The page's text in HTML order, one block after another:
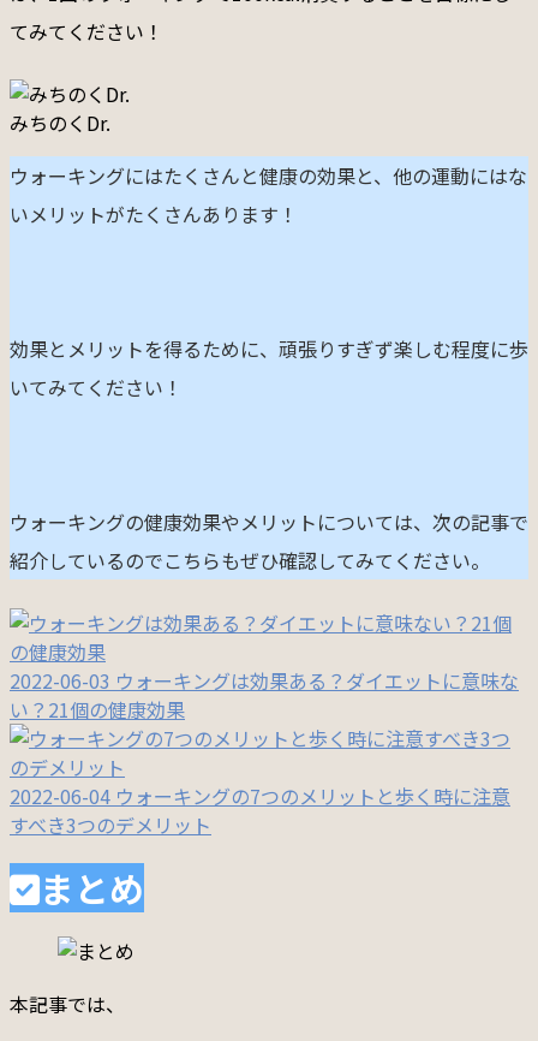
てみてください！
みちのくDr.
ウォーキングにはたくさんと健康の効果と、他の運動にはな
いメリットがたくさんあります！
効果とメリットを得るために、頑張りすぎず楽しむ程度に歩
いてみてください！
ウォーキングの健康効果やメリットについては、次の記事で
紹介しているのでこちらもぜひ確認してみてください。
2022-06-03 ウォーキングは効果ある？ダイエットに意味な
い？21個の健康効果
2022-06-04 ウォーキングの7つのメリットと歩く時に注意
すべき3つのデメリット
まとめ
本記事では、